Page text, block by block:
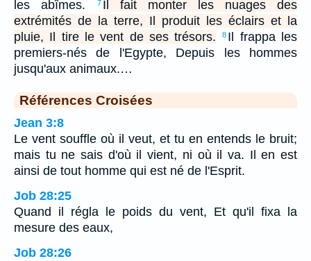
les abîmes. 7 Il fait monter les nuages des
extrémités de la terre, Il produit les éclairs et la
pluie, Il tire le vent de ses trésors.
8 Il frappa les
premiers-nés de l'Egypte, Depuis les hommes
jusqu'aux animaux.…
Références Croisées
Jean 3:8
Le vent souffle où il veut, et tu en entends le bruit;
mais tu ne sais d'où il vient, ni où il va. Il en est
ainsi de tout homme qui est né de l'Esprit.
Job 28:25
Quand il régla le poids du vent, Et qu'il fixa la
mesure des eaux,
Job 28:26